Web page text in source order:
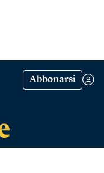
Abbonarsi